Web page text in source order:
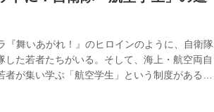
『舞いあがれ！』のヒロインのように、自衛隊
した若者たちがいる。そして、海上・航空両自
が集い学ぶ「航空学生」という制度がある。
て日々、どんな訓練に励んでいるのだろう
防府北基地で2年間の集団生活を送る、航空自